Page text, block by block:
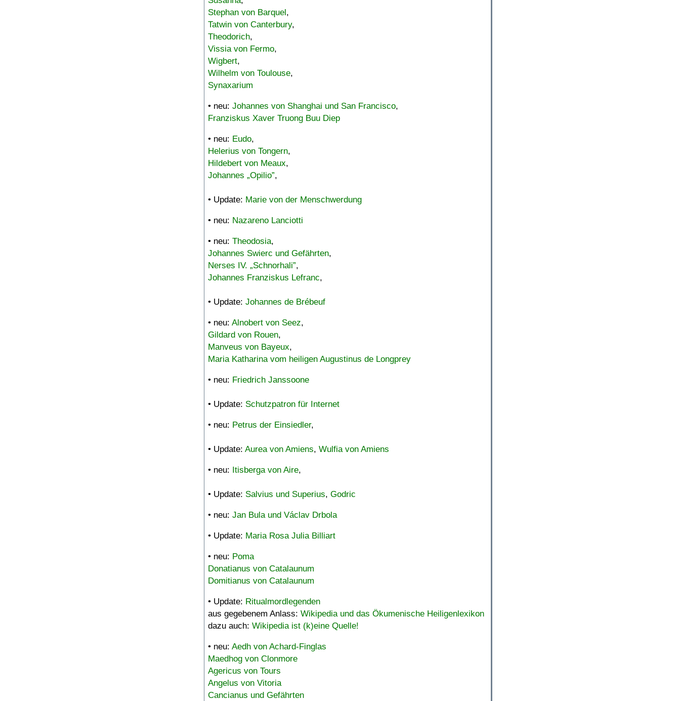
Stephan von Barquel,
Tatwin von Canterbury,
Theodorich,
Vissia von Fermo,
Wigbert,
Wilhelm von Toulouse,
Synaxarium
• neu: Johannes von Shanghai und San Francisco,
Franziskus Xaver Truong Buu Diep
• neu: Eudo,
Helerius von Tongern,
Hildebert von Meaux,
Johannes „Opilio”,
• Update: Marie von der Menschwerdung
• neu: Nazareno Lanciotti
• neu: Theodosia,
Johannes Swierc und Gefährten,
Nerses IV. „Schnorhali”,
Johannes Franziskus Lefranc,
• Update: Johannes de Brébeuf
• neu: Alnobert von Seez,
Gildard von Rouen,
Manveus von Bayeux,
Maria Katharina vom heiligen Augustinus de Longprey
• neu: Friedrich Janssoone
• Update: Schutzpatron für Internet
• neu: Petrus der Einsiedler,
• Update: Aurea von Amiens, Wulfia von Amiens
• neu: Itisberga von Aire,
• Update: Salvius und Superius, Godric
• neu: Jan Bula und Václav Drbola
• Update: Maria Rosa Julia Billiart
• neu: Poma
Donatianus von Catalaunum
Domitianus von Catalaunum
• Update: Ritualmordlegenden
aus gegebenem Anlass: Wikipedia und das Ökumenische Heiligenlexikon
dazu auch: Wikipedia ist (k)eine Quelle!
• neu: Aedh von Achard-Finglas
Maedhog von Clonmore
Agericus von Tours
Angelus von Vitoria
Cancianus und Gefährten